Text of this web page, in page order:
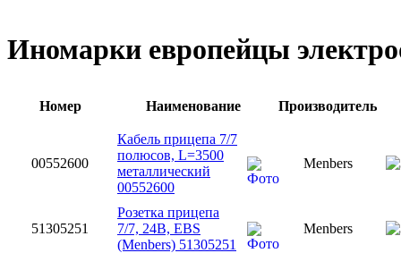
Иномарки европейцы
Номер Наименование Производитель
00552600
Кабель прицепа 7/7
полюсов, L=3500
металлический
00552600
Menbers
51305251
Розетка прицепа
7/7, 24В, EBS
(Menbers) 51305251
Menbers